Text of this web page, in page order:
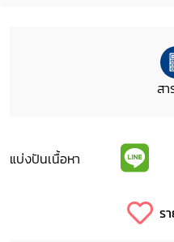
ส
แบ่งปันเนื้อหา
ร